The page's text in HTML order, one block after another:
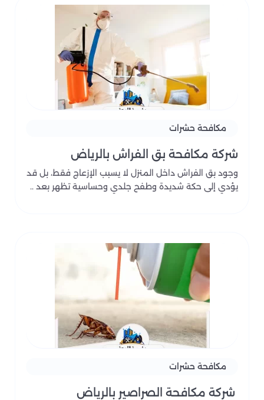
مكافحة حشرات
شركة مكافحة بق الفراش بالرياض
وجود بق الفراش داخل المنزل لا يسبب الإزعاج فقط، بل قد
يؤدي إلى حكة شديدة وطفح جلدي وحساسية تظهر بعد ..
مكافحة حشرات
شركة مكافحة الصراصير بالرياض